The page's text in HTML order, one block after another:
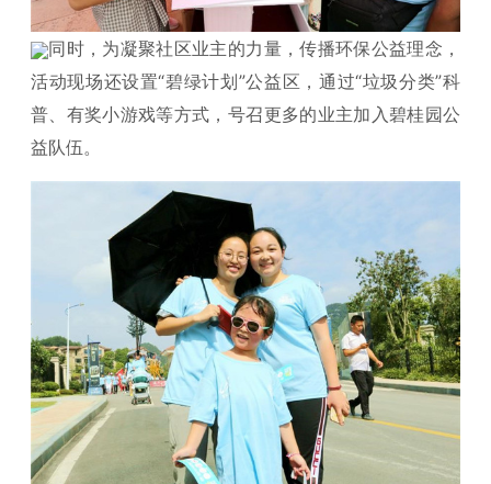
同时，为凝聚社区业主的力量，传播环保公益理念，
活动现场还设置“碧绿计划”公益区，通过“垃圾分类”科
普、有奖小游戏等方式，号召更多的业主加入碧桂园公
益队伍。